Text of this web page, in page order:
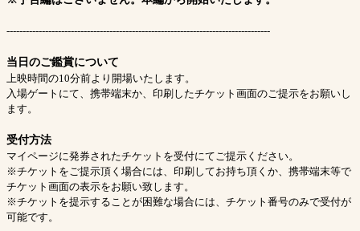
----------------------------------------------------------------------------------
当日のご鑑賞について
上映時間の10分前より開場いたします。
入場ゲートにて、携帯端末か、印刷したチケット画面のご提示をお願いし
ます。
受付方法
マイページに発券されたチケットを受付にてご提示ください。
※チケットをご提示頂く場合には、印刷してお持ち頂くか、携帯端末等で
チケット画面の表示をお願い致します。
※チケットを提示することが困難な場合には、チケット番号のみで受付が
可能です。